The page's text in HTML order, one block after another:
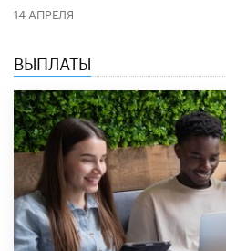
14 АПРЕЛЯ
ВЫПЛАТЫ